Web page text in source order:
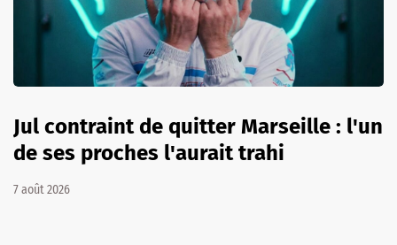
Jul contraint de quitter Marseille : l'un
de ses proches l'aurait trahi
7 août 2026